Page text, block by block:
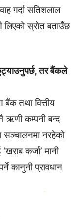
गर्दा सतिशलाल
लिएको स्राेत बताउँछ
तर बैंकले
बैंक तथा वित्तीय
ऋणी कम्पनी बन्द
सञ्चालनमा नरहेको
कर्जा’ मानी
कानुनी प्रावधान